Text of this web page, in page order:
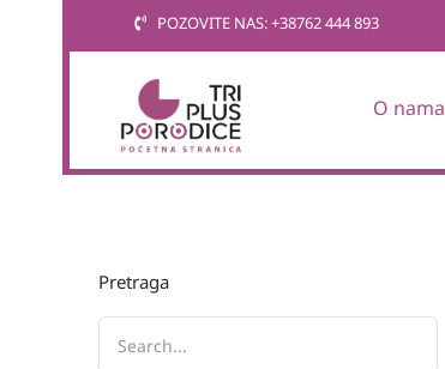
POZOVITE NAS: +38762 444 893
O nama
Pretraga